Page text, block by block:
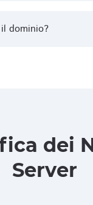
dominio?
dei
Server